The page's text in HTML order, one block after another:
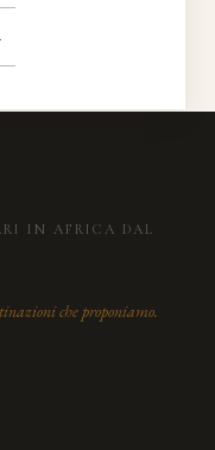
IN AFRICA DAL
che proponiamo.